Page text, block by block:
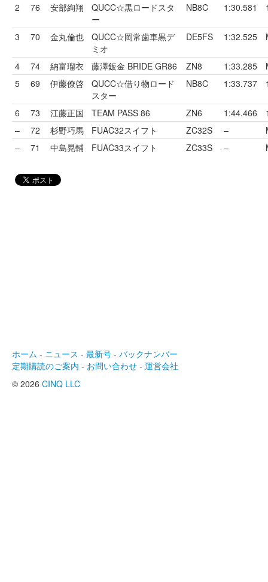
2
76 安部絢翔
QUCC☆黒ロードスタ
ー
NB8C 1:30.581
3 70 金丸倫也
QUCC☆岡常歯車黒デ
ミオ
DE5FS 1:32.525
4 74 納富瑠衣 藤澤鈑金 BRIDE GR86 ZN8 1:33.285
5
69 伊藤僚啓
QUCC☆借り物ロード
スター
NB8C 1:33.737
6 73 江藤正国 TEAM PASS 86 ZN6 1:44.466
–
72 杉野巧馬 FUAC32スイフト ZC32S –
–
71 中島晃輔 FUAC33スイフト ZC33S –
ホーム - ニュース - 最新号 - バックナンバー
定期購読のご案内 - お問い合わせ - 運営会社
© 2026 CINQ LLC